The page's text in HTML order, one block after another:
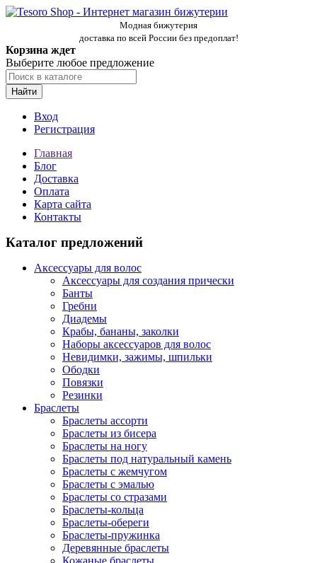
Модная бижутерия
доставка по всей России без предоплат!
Корзина ждет
Выберите любое предложение
Найти
Вход
Регистрация
Главная
Блог
Доставка
Оплата
Карта сайта
Контакты
Каталог предложений
Аксессуары для волос
Аксессуары для создания прически
Банты
Гребни
Диадемы
Крабы, бананы, заколки
Наборы аксессуаров для волос
Невидимки, зажимы, шпильки
Ободки
Повязки
Резинки
Браслеты
Браслеты ассорти
Браслеты из бисера
Браслеты на ногу
Браслеты под натуральный камень
Браслеты с жемчугом
Браслеты с эмалью
Браслеты со стразами
Браслеты-кольца
Браслеты-обереги
Браслеты-пружинка
Деревянные браслеты
Кожаные браслеты